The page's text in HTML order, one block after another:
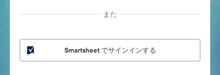
また
Smartsheet でサインインする